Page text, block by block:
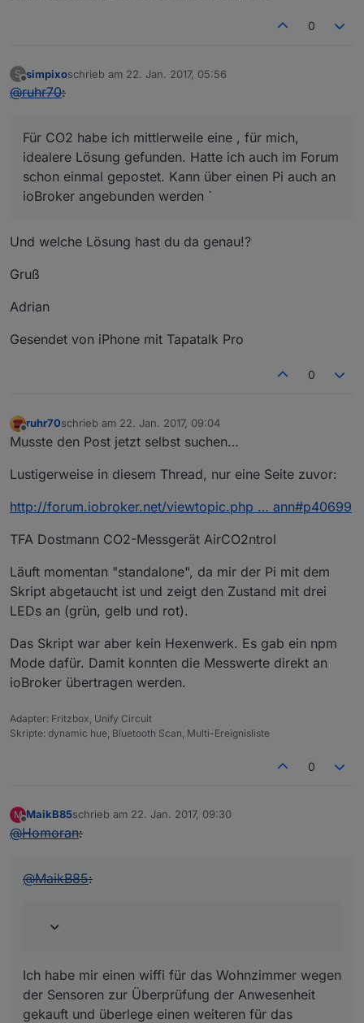
0
S
Offline
simpixoschrieb am 22. Jan. 2017, 05:56
zuletzt editiert von
@ruhr70:
Für CO2 habe ich mittlerweile eine , für mich,
idealere Lösung gefunden. Hatte ich auch im Forum
schon einmal gepostet. Kann über einen Pi auch an
ioBroker angebunden werden `
Und welche Lösung hast du da genau!?
Gruß
Adrian
Gesendet von iPhone mit Tapatalk Pro
0
Offline
ruhr70schrieb am 22. Jan. 2017, 09:04
zuletzt editiert von
Musste den Post jetzt selbst suchen…
Lustigerweise in diesem Thread, nur eine Seite zuvor:
http://forum.iobroker.net/viewtopic.php … ann#p40699
TFA Dostmann CO2-Messgerät AirCO2ntrol
Läuft momentan "standalone", da mir der Pi mit dem
Skript abgetaucht ist und zeigt den Zustand mit drei
LEDs an (grün, gelb und rot).
Das Skript war aber kein Hexenwerk. Es gab ein npm
Mode dafür. Damit konnten die Messwerte direkt an
ioBroker übertragen werden.
Adapter: Fritzbox, Unify Circuit
Skripte: dynamic hue, Bluetooth Scan, Multi-Ereignisliste
0
M
Offline
MaikB85schrieb am 22. Jan. 2017, 09:30
zuletzt editiert von
@Homoran:
@MaikB85:
Ich habe mir einen wiffi für das Wohnzimmer wegen
der Sensoren zur Überprüfung der Anwesenheit
gekauft und überlege einen weiteren für das